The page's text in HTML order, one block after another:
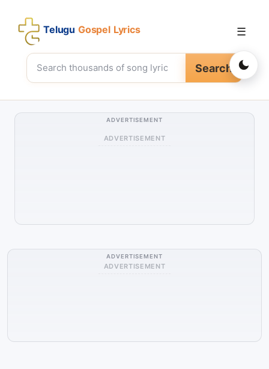
Telugu Gospel Lyrics
Search
☰
ADVERTISEMENT
ADVERTISEMENT
ADVERTISEMENT
ADVERTISEMENT